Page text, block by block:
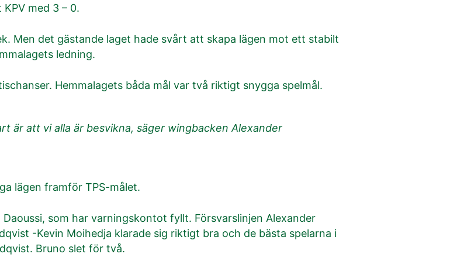
med 3 – 0.
Men det gästande laget hade svårt att skapa lägen mot ett stabilt
ledning.
Hemmalagets båda mål var två riktigt snygga spelmål.
är att vi alla är besvikna, säger wingbacken Alexander
lägen framför TPS-målet.
som har varningskontot fyllt. Försvarslinjen Alexander
-Kevin Moihedja klarade sig riktigt bra och de bästa spelarna i
Bruno slet för två.